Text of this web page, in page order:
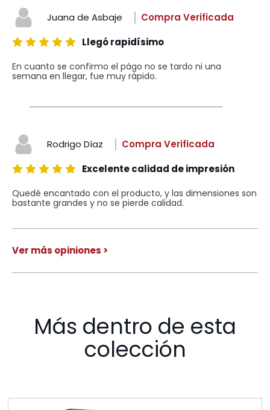
Juana de Asbaje
Compra Verificada
Llegó rapidísimo
En cuanto se confirmo el págo no se tardo ni una
semana en llegar, fue muy rápido.
Rodrigo Díaz
Compra Verificada
Excelente calidad de impresión
Quedé encantado con el producto, y las dimensiones son
bastante grandes y no se pierde calidad.
Ver más opiniones >
Más dentro de esta
colección